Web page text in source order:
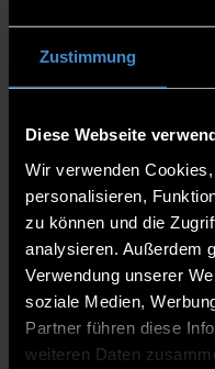
Zustimmung
Diese Webseite
Wir verwenden
personalisieren,
zu können und die
analysieren. Außerdem
Verwendung unserer
soziale Medien,
Partner führen diese
weiteren Daten
Bei der Online-
unverbindlich den
Voraussetzungen für
berufsbegleitende
Faktencheck Master: